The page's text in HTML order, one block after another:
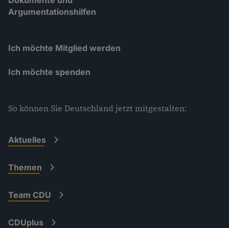
Argumentationshilfen
Ich möchte Mitglied werden
Ich möchte spenden
So können Sie Deutschland jetzt mitgestalten:
Aktuelles
Themen
Team CDU
CDUplus